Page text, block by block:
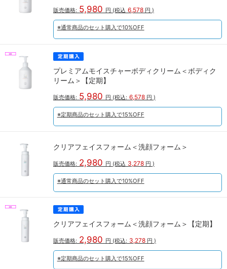
販売価格: 5,980 円 (税込 6,578 円 )
※通常商品のセット購入で10%OFF
プレミアムモイスチャーボディクリーム＜ボディク
リーム＞【定期】
販売価格: 5,980 円 (税込: 6,578 円 )
※定期商品のセット購入で15%OFF
クリアフェイスフォーム＜洗顔フォーム＞
販売価格: 2,980 円 (税込 3,278 円 )
※通常商品のセット購入で10%OFF
クリアフェイスフォーム＜洗顔フォーム＞【定期】
販売価格: 2,980 円 (税込: 3,278 円 )
※定期商品のセット購入で15%OFF